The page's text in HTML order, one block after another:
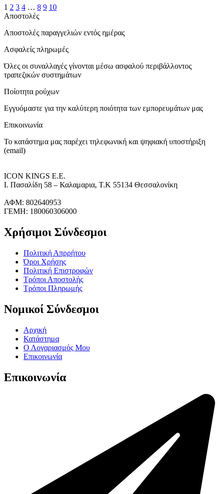
1 2 3 4 … 8 9 10
Αποστολές
Αποστολές παραγγελιών εντός ημέρας
Ασφαλείς πληρωμές
Όλες οι συναλλαγές γίνονται μέσω ασφαλού περιβάλλοντος
τραπεζικών συστημάτων
Ποίοτητα ρούχων
Εγγυόμαστε για την καλύτερη ποιότητα των εμπορευμάτων μας
Επικοινωνία
Το κατάστημα μας παρέχει τηλεφωνική και ψηφιακή υποστήριξη
(email)
ICON KINGS Ε.Ε.
Ι. Πασαλίδη 58 – Καλαμαρια, Τ.Κ 55134 Θεσσαλονίκη
ΑΦΜ: 802640953
ΓΕΜΗ: 180060306000
Χρήσιμοι Σύνδεσμοι
Πολιτική Απρρήτου
Όροι Χρήσης
Πολιτική Επιστροφών
Τρόποι Αποστολής
Τρόποι Πληρωμής
Νομικοί Σύνδεσμοι
Αρχική
Κατάστημα
Ο Λογαριασμός Μου
Επικοινωνία
Επικοινωνία